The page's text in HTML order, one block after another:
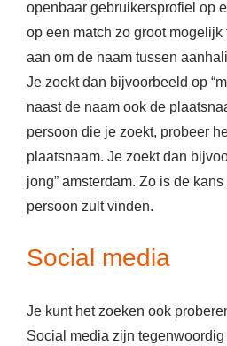
openbaar gebruikersprofiel op
op een match zo groot
aan om de naam tussen
Je zoekt dan bijvoorbeeld op
naast de naam ook de
persoon die je zoekt, probeer
plaatsnaam. Je zoekt dan
jong” amsterdam. Zo is de
persoon zult vinden.
Social media
Je kunt het zoeken ook
Social media zijn